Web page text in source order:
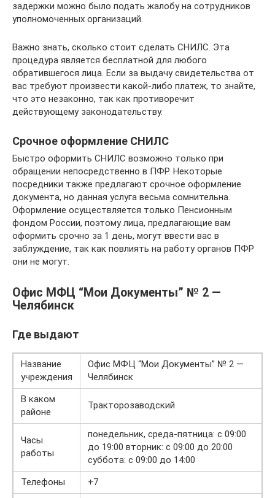
задержки можно было подать жалобу на сотрудников
уполномоченных организаций.
Важно знать, сколько стоит сделать СНИЛС. Эта
процедура является бесплатной для любого
обратившегося лица. Если за выдачу свидетельства от
вас требуют произвести какой-либо платеж, то знайте,
что это незаконно, так как противоречит
действующему законодательству.
Срочное оформление СНИЛС
Быстро оформить СНИЛС возможно только при
обращении непосредственно в ПФР. Некоторые
посредники также предлагают срочное оформление
документа, но данная услуга весьма сомнительна.
Оформление осуществляется только Пенсионным
фондом России, поэтому лица, предлагающие вам
оформить срочно за 1 день, могут ввести вас в
заблуждение, так как повлиять на работу органов ПФР
они не могут.
Офис МФЦ “Мои Документы” № 2 —
Челябинск
Где выдают
Название
учреждения
Офис МФЦ “Мои Документы” № 2 —
Челябинск
В каком
районе
Тракторозаводский
Часы
работы
понедельник, среда-пятница: с 09:00
до 19:00 вторник: с 09:00 до 20:00
суббота: с 09:00 до 14:00
Телефоны
+7